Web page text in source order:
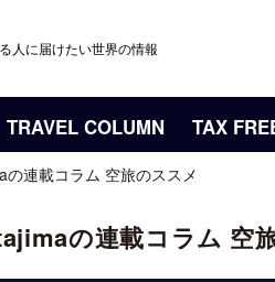
人に届けたい世界の情報
TRAVEL COLUMN TAX
の連載コラム 空旅のススメ
の連載コラム 空